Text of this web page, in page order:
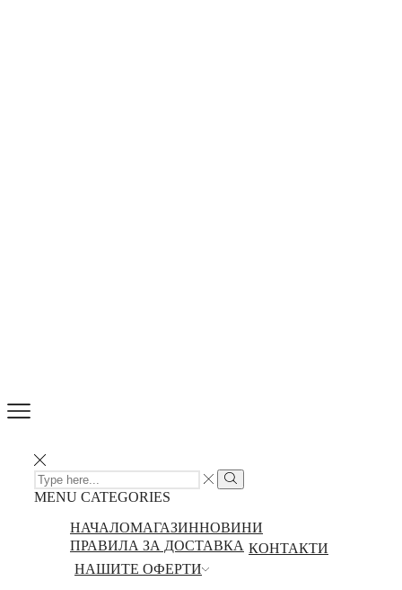
SEARCH
INPUT
Search
MENU CATEGORIES
НАЧАЛОМАГАЗИННОВИНИ
ПРАВИЛА ЗА ДОСТАВКА КОНТАКТИ
НАШИТЕ ОФЕРТИ